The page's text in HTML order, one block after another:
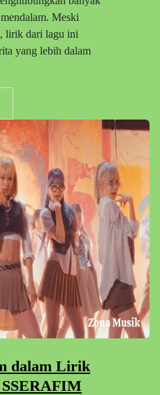
Meski
lirik dari lagu ini
yang lebih dalam
dalam Lirik
SSERAFIM